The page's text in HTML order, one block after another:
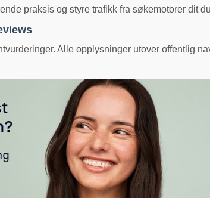
praksis og styre trafikk fra søkemotorer dit
Alle opplysninger utover offentlig